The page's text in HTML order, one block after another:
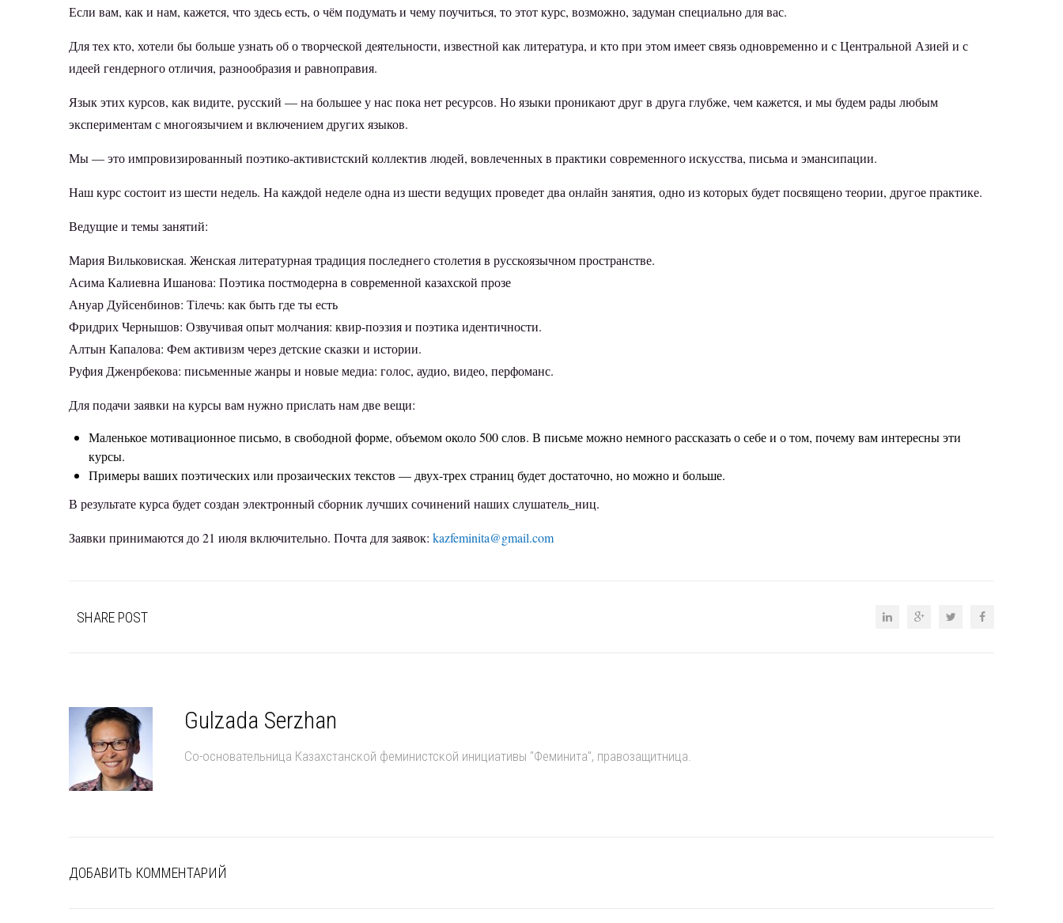
Если вам, как и нам, кажется, что здесь есть, о чём подумать и чему поучиться, то этот курс, возможно, задуман специально для вас.
Для тех кто, хотели бы больше узнать об о творческой деятельности, известной как литература, и кто при этом имеет связь одновременно и с Центральной Азией и с
идеей гендерного отличия, разнообразия и равноправия.
Язык этих курсов, как видите, русский — на большее у нас пока нет ресурсов. Но языки проникают друг в друга глубже, чем кажется, и мы будем рады любым
экспериментам с многоязычием и включением других языков.
Мы — это импровизированный поэтико-активистский коллектив людей, вовлеченных в практики современного искусства, письма и эмансипации.
Наш курс состоит из шести недель. На каждой неделе одна из шести ведущих проведет два онлайн занятия, одно из которых будет посвящено теории, другое практике.
Ведущие и темы занятий:
Мария Вильковиская. Женская литературная традиция последнего столетия в русскоязычном пространстве.
Асима Калиевна Ишанова: Поэтика постмодерна в современной казахской прозе
Ануар Дуйсенбинов: Тілечь: как быть где ты есть
Фридрих Чернышов: Озвучивая опыт молчания: квир-поэзия и поэтика идентичности.
Алтын Капалова: Фем активизм через детские сказки и истории.
Руфия Дженрбекова: письменные жанры и новые медиа: голос, аудио, видео, перфоманс.
Для подачи заявки на курсы вам нужно прислать нам две вещи:
Маленькое мотивационное письмо, в свободной форме, объемом около 500 слов. В письме можно немного рассказать о себе и о том, почему вам интересны эти
курсы.
Примеры ваших поэтических или прозаических текстов — двух-трех страниц будет достаточно, но можно и больше.
В результате курса будет создан электронный сборник лучших сочинений наших слушатель_ниц.
Заявки принимаются до 21 июля включительно. Почта для заявок: kazfeminita@gmail.com
SHARE POST
Gulzada Serzhan
Со-основательница Казахстанской феминистской инициативы "Феминита", правозащитница.
ДОБАВИТЬ КОММЕНТАРИЙ